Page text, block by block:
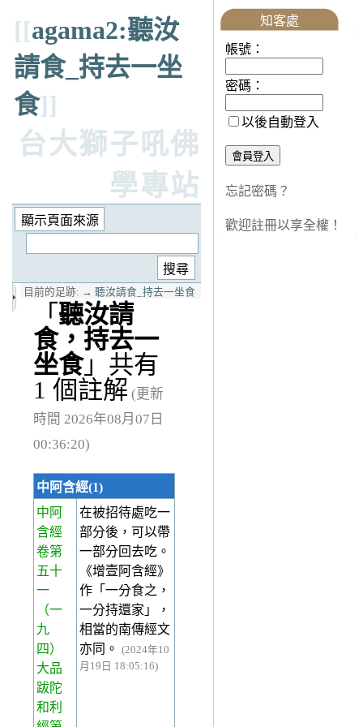
[[agama2:聽汝
請食_持去一坐
食]]
台大獅子吼佛
學專站
目前的足跡: → 聽汝請食_持去一坐食
「 聽汝請
食，持去一
坐食」共有
1 個註解 (更新
時間 2026年08月07日
00:36:20)
中阿含經(1)
中阿
含經
卷第
五十
一
（一
九
四）
大品
跋陀
和利
在被招待處吃一
部分後，可以帶
一部分回去吃。
《增壹阿含經》
作「一分食之，
一分持還家」，
相當的南傳經文
亦同。
(2024年10
月19日 18:05:16)
知客處
帳號：
密碼：
以後自動登入
忘記密碼？
歡迎註冊以享全權！